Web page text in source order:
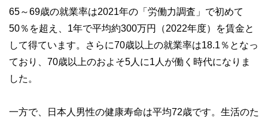
65～69歳の就業率は2021年の「労働力調査」で初めて
50％を超え、1年で平均約300万円（2022年度）を賃金と
して得ています。さらに70歳以上の就業率は18.1％となっ
ており、70歳以上のおよそ5人に1人が働く時代になりま
した。
一方で、日本人男性の健康寿命は平均72歳です。生活のた